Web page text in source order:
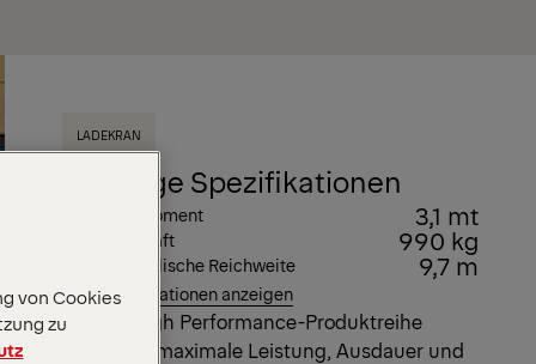
LADEKRAN
Wichtige Spezifikationen
Max. Hubmoment 3,1 mt
Max. Hubkraft 990 kg
Max. hydraulische Reichweite 9,7 m
Alle Spezifikationen anzeigen
Unsere High Performance-Produktreihe
wurde für maximale Leistung, Ausdauer und
von Cookies
zu